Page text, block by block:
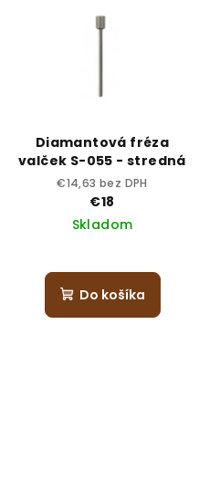
Diamantová fréza
valček S-055 - stredná
€14,63 bez DPH
€18
Skladom
Do košíka